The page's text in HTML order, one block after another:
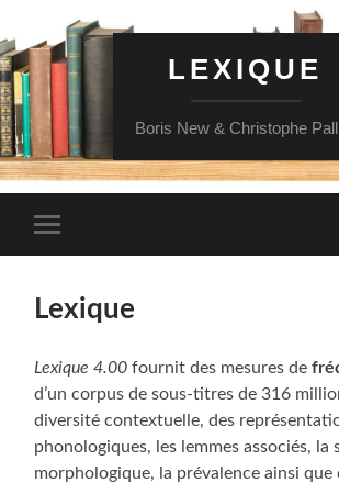
LEXIQUE
Boris New & Christophe
mobile
Lexique
Lexique 4.00fournit des mesures de
d’un corpus de sous-titres de 316
diversité contextuelle, des
phonologiques, les lemmes associés, la
morphologique, la prévalence ainsi que